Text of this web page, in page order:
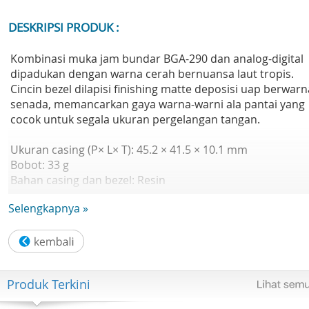
DESKRIPSI PRODUK :
Kombinasi muka jam bundar BGA-290 dan analog-digital
dipadukan dengan warna cerah bernuansa laut tropis.
Cincin bezel dilapisi finishing matte deposisi uap
senada, memancarkan gaya warna-warni ala pantai yang
cocok untuk segala ukuran pergelangan tangan.
Ukuran casing (P× L× T): 45.2 × 41.5 × 10.1 mm
Bobot: 33 g
Bahan casing dan bezel: Resin
Konstruksi: Tahan Guncangan
Catu daya dan masa pakai baterai: Perkiraan masa pakai
baterai: 3 tahun pada CR1025
Kaca: Kaca Mineral
Ukuran tali yang kompatibel: 125 hingga 180 mm
Fungsi: Neobrite
Selengkapnya »
Produk Terkini